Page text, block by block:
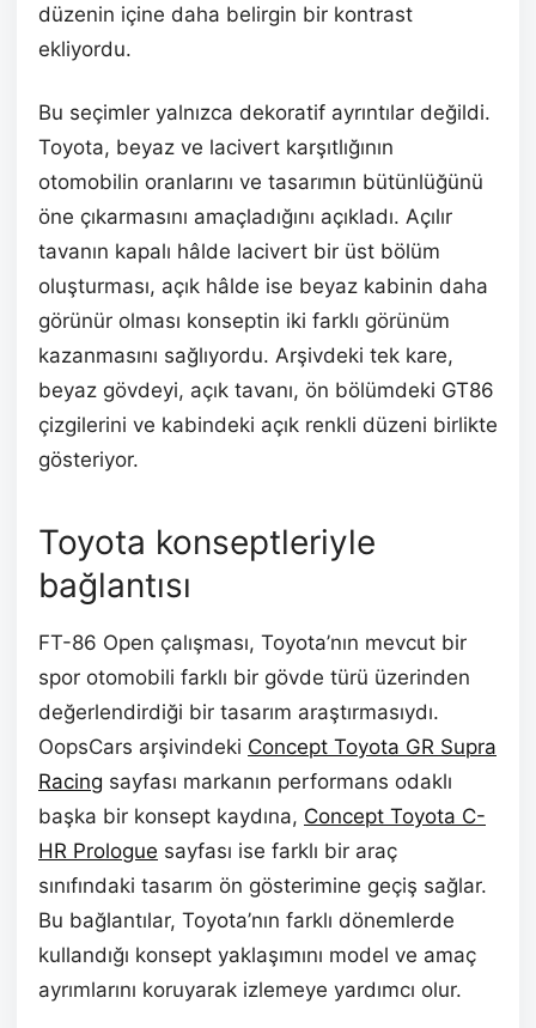
düzenin içine daha belirgin bir kontrast
ekliyordu.
Bu seçimler yalnızca dekoratif ayrıntılar değildi.
Toyota, beyaz ve lacivert karşıtlığının
otomobilin oranlarını ve tasarımın bütünlüğünü
öne çıkarmasını amaçladığını açıkladı. Açılır
tavanın kapalı hâlde lacivert bir üst bölüm
oluşturması, açık hâlde ise beyaz kabinin daha
görünür olması konseptin iki farklı görünüm
kazanmasını sağlıyordu. Arşivdeki tek kare,
beyaz gövdeyi, açık tavanı, ön bölümdeki GT86
çizgilerini ve kabindeki açık renkli düzeni birlikte
gösteriyor.
Toyota konseptleriyle
bağlantısı
FT-86 Open çalışması, Toyota’nın mevcut bir
spor otomobili farklı bir gövde türü üzerinden
değerlendirdiği bir tasarım araştırmasıydı.
OopsCars arşivindeki Concept Toyota GR Supra
Racing sayfası markanın performans odaklı
başka bir konsept kaydına, Concept Toyota C-
HR Prologue sayfası ise farklı bir araç
sınıfındaki tasarım ön gösterimine geçiş sağlar.
Bu bağlantılar, Toyota’nın farklı dönemlerde
kullandığı konsept yaklaşımını model ve amaç
ayrımlarını koruyarak izlemeye yardımcı olur.